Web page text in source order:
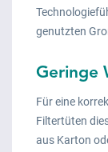
genutzten
Geringe
Für eine
Filtertüten
aus Karton